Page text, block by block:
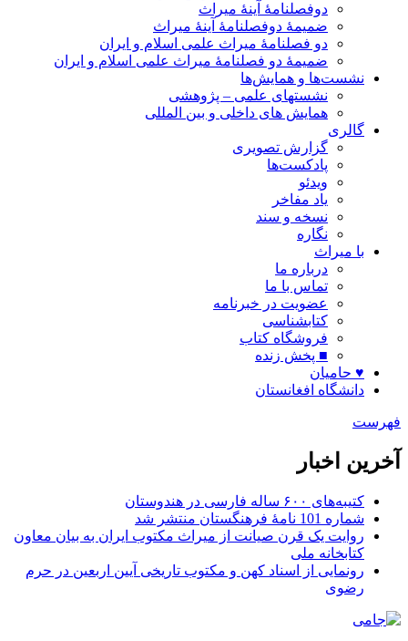
دوفصلنامۀ آینۀ میراث
ضمیمۀ دوفصلنامۀ آینۀ میراث
دو فصلنامۀ میراث علمی اسلام و ایران
ضمیمۀ دو فصلنامۀ میراث علمی اسلام و ایران
نشست‌ها و همایش‌ها
نشستهای علمی – پژوهشی
همایش های داخلی و بین المللی
گالری
گزارش تصویری
پادکست‌ها
ویدئو
یاد مفاخر
نسخه و سند
نگاره
با میراث
درباره ما
تماس با ما
عضویت در خبرنامه
کتابشناسی
فروشگاه کتاب
■ پخش زنده
♥ حامیان
دانشگاه افغانستان
فهرست
آخرین اخبار
کتیبه‌های ۶۰۰ ساله فارسی در هندوستان
شماره 101 نامۀ فرهنگستان منتشر شد
روایت یک قرن صیانت از میراث مکتوب ایران به بیان معاون
کتابخانه ملی
رونمایی از اسناد کهن و مکتوب تاریخی آیین اربعین در حرم
رضوی